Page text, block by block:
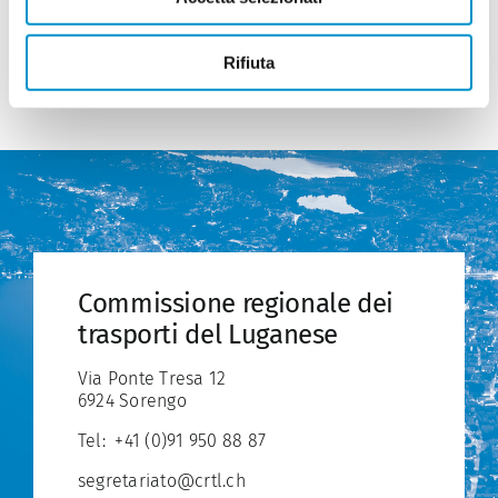
Rifiuta
Commissione regionale dei
trasporti del Luganese
Via Ponte Tresa 12
6924 Sorengo
Tel: +41 (0)91 950 88 87
segretariato@crtl.ch